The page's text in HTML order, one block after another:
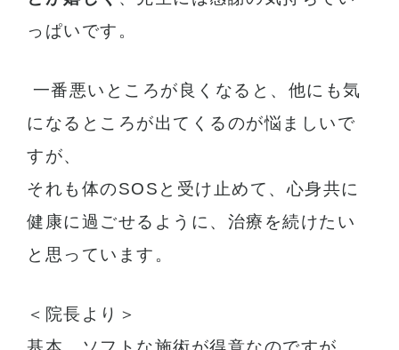
っぱいです。
一番悪いところが良くなると、他にも気
になるところが出てくるのが悩ましいで
すが、
それも体のSOSと受け止めて、心身共に
健康に過ごせるように、治療を続けたい
と思っています。
＜院長より＞